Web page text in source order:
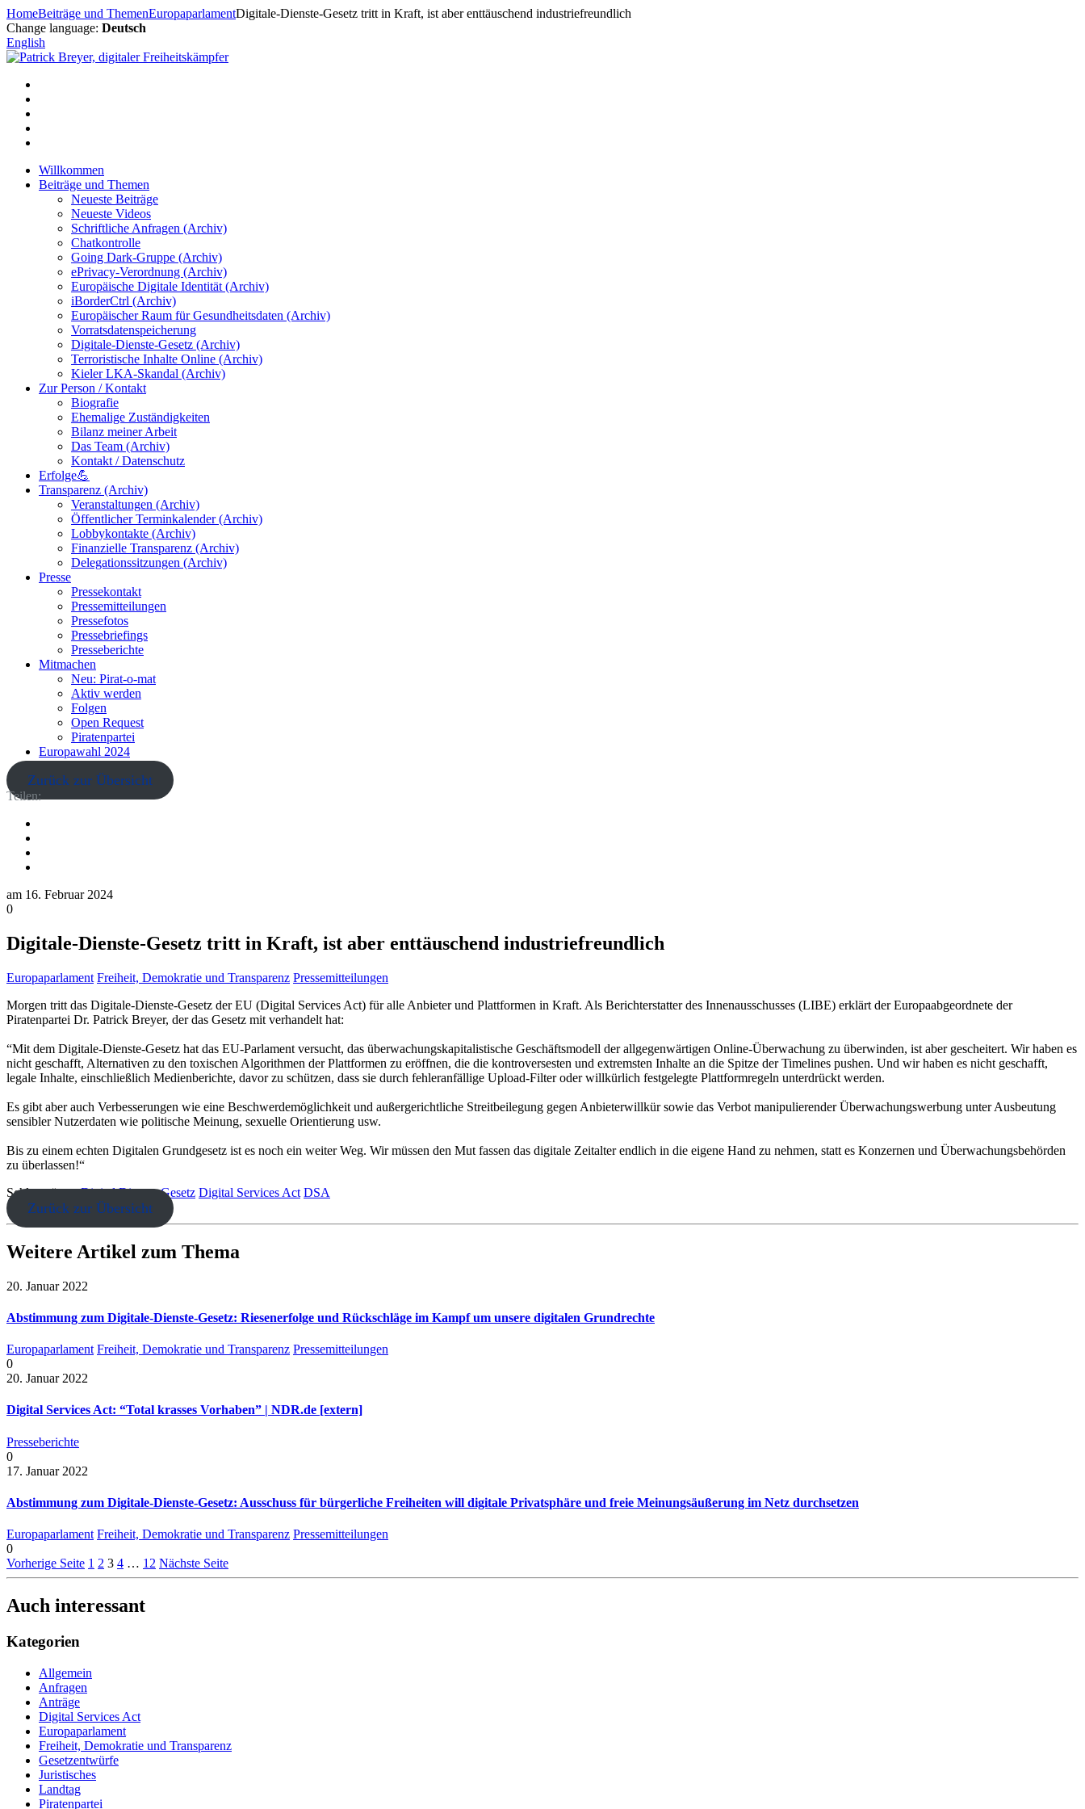
Zum
Inhalt
springen
HomeBeiträge und ThemenEuropaparlamentDigitale-Dienste-Gesetz tritt in Kraft, ist aber enttäuschend industriefreundlich
Change language: Deutsch
English
Willkommen
Beiträge und Themen
Neueste Beiträge
Neueste Videos
Schriftliche Anfragen (Archiv)
Chatkontrolle
Going Dark-Gruppe (Archiv)
ePrivacy-Verordnung (Archiv)
Europäische Digitale Identität (Archiv)
iBorderCtrl (Archiv)
Europäischer Raum für Gesundheitsdaten (Archiv)
Vorratsdatenspeicherung
Digitale-Dienste-Gesetz (Archiv)
Terroristische Inhalte Online (Archiv)
Kieler LKA-Skandal (Archiv)
Zur Person / Kontakt
Biografie
Ehemalige Zuständigkeiten
Bilanz meiner Arbeit
Das Team (Archiv)
Kontakt / Datenschutz
Erfolge💪
Transparenz (Archiv)
Veranstaltungen (Archiv)
Öffentlicher Terminkalender (Archiv)
Lobbykontakte (Archiv)
Finanzielle Transparenz (Archiv)
Delegationssitzungen (Archiv)
Presse
Pressekontakt
Pressemitteilungen
Pressefotos
Pressebriefings
Presseberichte
Mitmachen
Neu: Pirat-o-mat
Aktiv werden
Folgen
Open Request
Piratenpartei
Europawahl 2024
Zurück zur Übersicht
Teilen:
am 16. Februar 2024
0
Digitale-Dienste-Gesetz tritt in Kraft, ist aber enttäuschend industriefreundlich
Europaparlament Freiheit, Demokratie und Transparenz Pressemitteilungen
Morgen tritt das Digitale-Dienste-Gesetz der EU (Digital Services Act) für alle Anbieter und Plattformen in Kraft. Als Berichterstatter des Innenausschusses (LIBE) erklärt der Europaabgeordnete der
Piratenpartei Dr. Patrick Breyer, der das Gesetz mit verhandelt hat:
“Mit dem Digitale-Dienste-Gesetz hat das EU-Parlament versucht, das überwachungskapitalistische Geschäftsmodell der allgegenwärtigen Online-Überwachung zu überwinden, ist aber gescheitert. Wir haben es
nicht geschafft, Alternativen zu den toxischen Algorithmen der Plattformen zu eröffnen, die die kontroversesten und extremsten Inhalte an die Spitze der Timelines pushen. Und wir haben es nicht geschafft,
legale Inhalte, einschließlich Medienberichte, davor zu schützen, dass sie durch fehleranfällige Upload-Filter oder willkürlich festgelegte Plattformregeln unterdrückt werden.
Es gibt aber auch Verbesserungen wie eine Beschwerdemöglichkeit und außergerichtliche Streitbeilegung gegen Anbieterwillkür sowie das Verbot manipulierender Überwachungswerbung unter Ausbeutung
sensibler Nutzerdaten wie politische Meinung, sexuelle Orientierung usw.
Bis zu einem echten Digitalen Grundgesetz ist es noch ein weiter Weg. Wir müssen den Mut fassen das digitale Zeitalter endlich in die eigene Hand zu nehmen, statt es Konzernen und Überwachungsbehörden
zu überlassen!“
Schlagwörter: Digital Dienste Gesetz Digital Services Act DSA
Zurück zur Übersicht
Weitere Artikel zum Thema
20. Januar 2022
Abstimmung zum Digitale-Dienste-Gesetz: Riesenerfolge und Rückschläge im Kampf um unsere digitalen Grundrechte
Europaparlament Freiheit, Demokratie und Transparenz Pressemitteilungen
0
20. Januar 2022
Digital Services Act: “Total krasses Vorhaben” | NDR.de [extern]
Presseberichte
0
17. Januar 2022
Abstimmung zum Digitale-Dienste-Gesetz: Ausschuss für bürgerliche Freiheiten will digitale Privatsphäre und freie Meinungsäußerung im Netz durchsetzen
Europaparlament Freiheit, Demokratie und Transparenz Pressemitteilungen
0
Vorherige Seite 1 2 3 4 … 12 Nächste Seite
Auch interessant
Kategorien
Allgemein
Anfragen
Anträge
Digital Services Act
Europaparlament
Freiheit, Demokratie und Transparenz
Gesetzentwürfe
Juristisches
Landtag
Piratenpartei